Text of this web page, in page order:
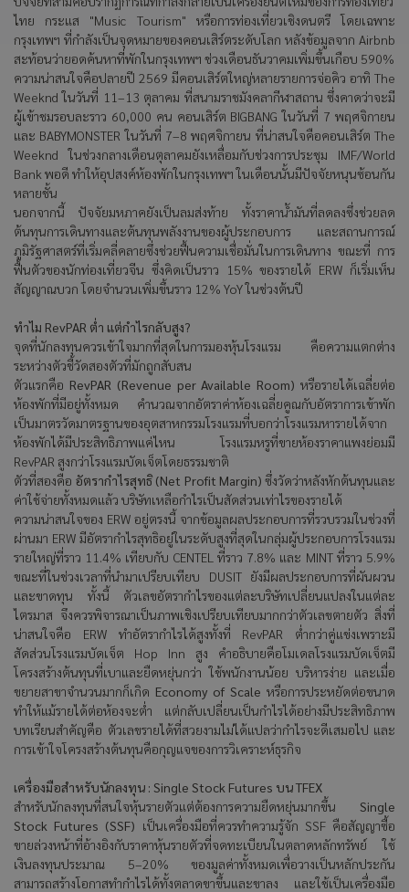
ไทย กระแส "Music Tourism" หรือการท่องเที่ยวเชิงดนตรี โดยเฉพาะ
กรุงเทพฯ ที่กำลังเป็นจุดหมายของคอนเสิร์ตระดับโลก หลังข้อมูลจาก Airbnb
สะท้อนว่ายอดค้นหาที่พักในกรุงเทพฯ ช่วงเดือนธันวาคมเพิ่มขึ้นเกือบ 590%
ความน่าสนใจคือปลายปี 2569 มีคอนเสิร์ตใหญ่หลายรายการจ่อคิว อาทิ The
Weekndในวันที่ 11–13 ตุลาคม ที่สนามราชมังคลากีฬาสถาน ซึ่งคาดว่าจะมี
ผู้เข้าชมรอบละราว 60,000 คน คอนเสิร์ต BIGBANGในวันที่ 7พฤศจิกายน
และ BABYMONSTERในวันที่ 7–8พฤศจิกายน ที่น่าสนใจคือคอนเสิร์ตThe
Weekndในช่วงกลางเดือนตุลาคมยังเหลื่อมกับช่วงการประชุม IMF/World
Bank พอดี ทำให้อุปสงค์ห้องพักในกรุงเทพฯ ในเดือนนั้นมีปัจจัยหนุนซ้อนกัน
หลายชั้น
นอกจากนี้ ปัจจัยมหภาคยังเป็นลมส่งท้าย ทั้งราคาน้ำมันที่ลดลงซึ่งช่วยลด
ต้นทุนการเดินทางและต้นทุนพลังงานของผู้ประกอบการ และสถานการณ์
ภูมิรัฐศาสตร์ที่เริ่มคลี่คลายซึ่งช่วยฟื้นความเชื่อมั่นในการเดินทาง ขณะที่ การ
ฟื้นตัวของนักท่องเที่ยวจีน ซึ่งคิดเป็นราว 15%ของรายได้ ERWก็เริ่มเห็น
สัญญาณบวก โดยจำนวนเพิ่มขึ้นราว 12% YoYในช่วงต้นปี
ทำไม RevPAR ต่ำ แต่กำไรกลับสูง?
จุดที่นักลงทุนควรเข้าใจมากที่สุดในการมองหุ้นโรงแรม คือความแตกต่าง
ระหว่างตัวชี้วัดสองตัวที่มักถูกสับสน
ตัวแรกคือ RevPAR (Revenue per Available Room) หรือรายได้เฉลี่ยต่อ
ห้องพักที่มีอยู่ทั้งหมด คำนวณจากอัตราค่าห้องเฉลี่ยคูณกับอัตราการเข้าพัก
เป็นมาตรวัดมาตรฐานของอุตสาหกรรมโรงแรมที่บอกว่าโรงแรมหารายได้จาก
ห้องพักได้มีประสิทธิภาพแค่ไหน โรงแรมหรูที่ขายห้องราคาแพงย่อมมี
RevPAR สูงกว่าโรงแรมบัดเจ็ตโดยธรรมชาติ
ตัวที่สองคือ อัตรากำไรสุทธิ (Net Profit Margin) ซึ่งวัดว่าหลังหักต้นทุนและ
ค่าใช้จ่ายทั้งหมดแล้ว บริษัทเหลือกำไรเป็นสัดส่วนเท่าไรของรายได้
ความน่าสนใจของ ERW อยู่ตรงนี้ จากข้อมูลผลประกอบการที่รวบรวมในช่วงที่
ผ่านมา ERW มีอัตรากำไรสุทธิอยู่ในระดับสูงที่สุดในกลุ่มผู้ประกอบการโรงแรม
รายใหญ่ที่ราว 11.4% เทียบกับ CENTEL ที่ราว 7.8% และ MINT ที่ราว 5.9%
ขณะที่ในช่วงเวลาที่นำมาเปรียบเทียบ DUSIT ยังมีผลประกอบการที่ผันผวน
และขาดทุน ทั้งนี้ ตัวเลขอัตรากำไรของแต่ละบริษัทเปลี่ยนแปลงในแต่ละ
ไตรมาส จึงควรพิจารณาเป็นภาพเชิงเปรียบเทียบมากกว่าตัวเลขตายตัว สิ่งที่
น่าสนใจคือ ERW ทำอัตรากำไรได้สูงทั้งที่ RevPAR ต่ำกว่าคู่แข่งเพราะมี
สัดส่วนโรงแรมบัดเจ็ต Hop Inn สูง คำอธิบายคือโมเดลโรงแรมบัดเจ็ตมี
โครงสร้างต้นทุนที่เบาและยืดหยุ่นกว่า ใช้พนักงานน้อย บริหารง่าย และเมื่อ
ขยายสาขาจำนวนมากก็เกิด Economy of Scale หรือการประหยัดต่อขนาด
ทำให้แม้รายได้ต่อห้องจะต่ำ แต่กลับเปลี่ยนเป็นกำไรได้อย่างมีประสิทธิภาพ
บทเรียนสำคัญคือ ตัวเลขรายได้ที่สวยงามไม่ได้แปลว่ากำไรจะดีเสมอไป และ
การเข้าใจโครงสร้างต้นทุนคือกุญแจของการวิเคราะห์ธุรกิจ
เครื่องมือสำหรับนักลงทุน : Single Stock Futures บนTFEX
สำหรับนักลงทุนที่สนใจหุ้นรายตัวแต่ต้องการความยืดหยุ่นมากขึ้น Single
Stock Futures (SSF) เป็นเครื่องมือที่ควรทำความรู้จัก SSFคือสัญญาซื้อ
ขายล่วงหน้าที่อ้างอิงกับราคาหุ้นรายตัวที่จดทะเบียนในตลาดหลักทรัพย์ ใช้
เงินลงทุนประมาณ 5–20% ของมูลค่าทั้งหมดเพื่อวางเป็นหลักประกัน
สามารถสร้างโอกาสทำกำไรได้ทั้งตลาดขาขึ้นและขาลง และใช้เป็นเครื่องมือ